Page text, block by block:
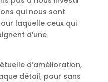
qui nous sont
laquelle ceux qui
d’une
d’amélioration,
détail, pour sans